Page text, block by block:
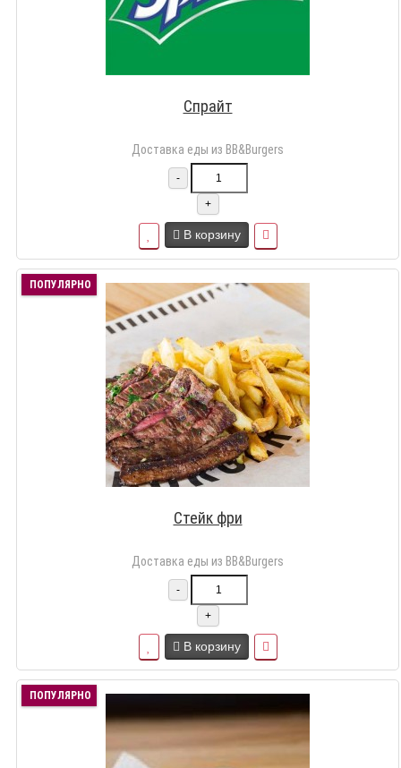
Спрайт
Доставка еды из BB&Burgers
-
+
В корзину
ПОПУЛЯРНО
Стейк фри
Доставка еды из BB&Burgers
-
+
В корзину
ПОПУЛЯРНО